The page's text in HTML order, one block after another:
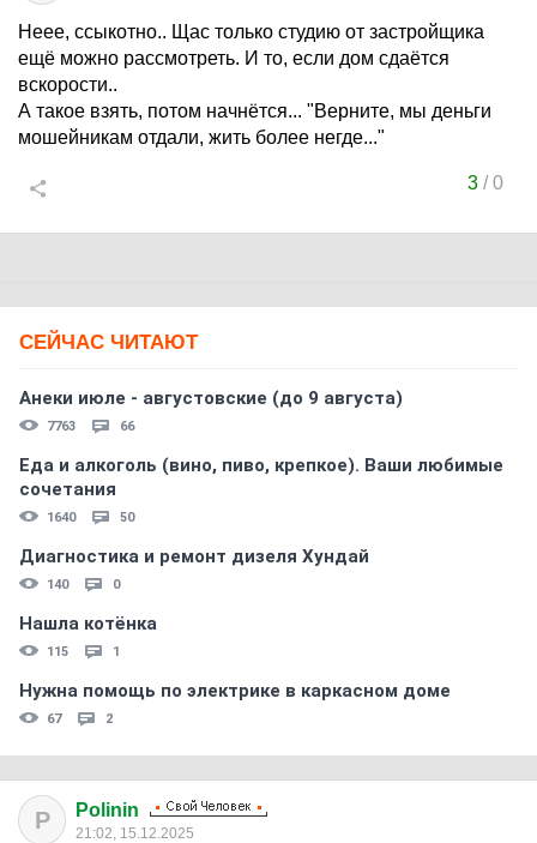
Неее, ссыкотно.. Щас только студию от застройщика
ещё можно рассмотреть. И то, если дом сдаётся
вскорости..
А такое взять, потом начнётся... "Верните, мы деньги
мошейникам отдали, жить более негде..."
3/0
СЕЙЧАС ЧИТАЮТ
Анеки июле - августовские (до 9 августа)
7763 66
Еда и алкоголь (вино, пиво, крепкое). Ваши любимые
сочетания
1640 50
Диагностика и ремонт дизеля Хундай
140 0
Нашла котёнка
115 1
Нужна помощь по электрике в каркасном доме
67 2
P Polinin
21:02, 15.12.2025